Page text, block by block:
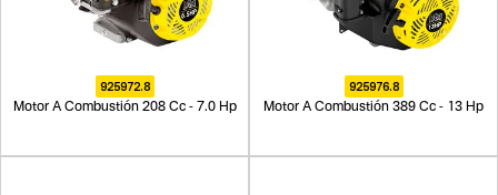
925972.8
Motor A Combustión 208 Cc - 7.0 Hp
925976.8
Motor A Combustión 389 Cc - 13 Hp